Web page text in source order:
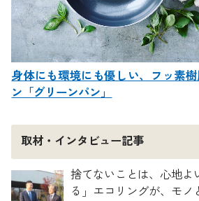
身体にも環境にも優しい、フッ素
ン「グリーンパン」
取材・インタビュー記事
捨てないことは、心地よ
る」エコリングが、モノ